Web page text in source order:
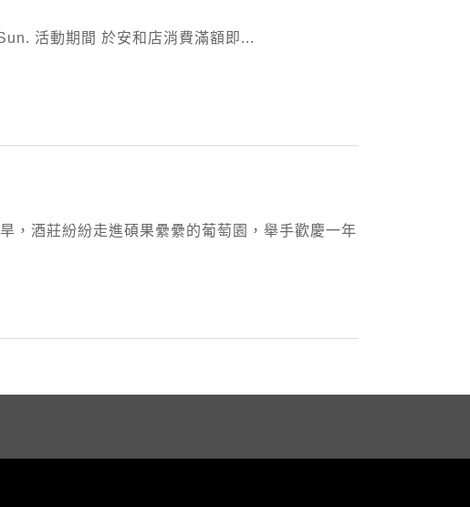
活動期間 於安和店消費滿額即...
，酒莊紛紛走進碩果纍纍的葡萄園，舉手歡慶一年